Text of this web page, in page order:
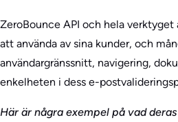
ZeroBounce API och hela verktyget
att använda av sina kunder, och
användargränssnitt, navigering,
enkelheten i dess e-
Här är några exempel på vad